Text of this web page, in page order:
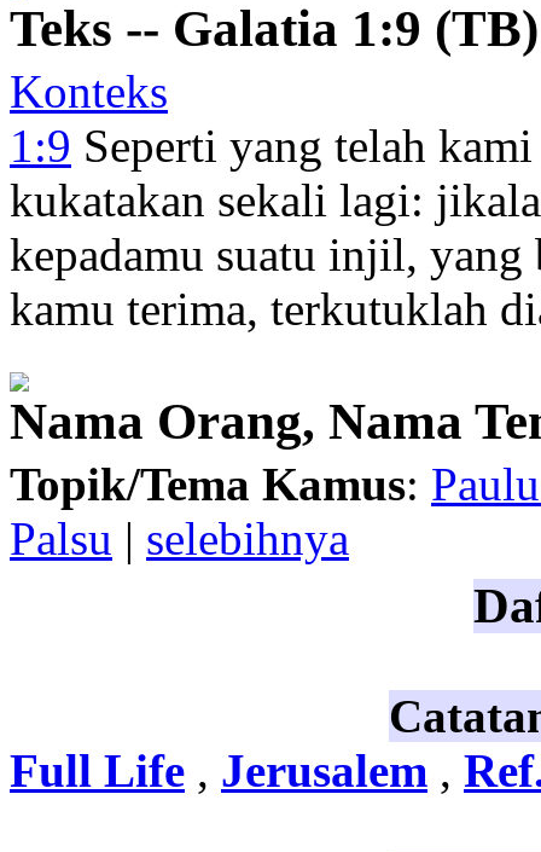
Teks -- Galatia 1:9 (TB)
Konteks
1:9 Seperti yang telah
kukatakan sekali lagi:
kepadamu suatu injil, yang
kamu terima, terkutuklah
Nama Orang, Nama
Topik/Tema Kamus:
Palsu | selebihnya
Full Life , Jerusalem ,